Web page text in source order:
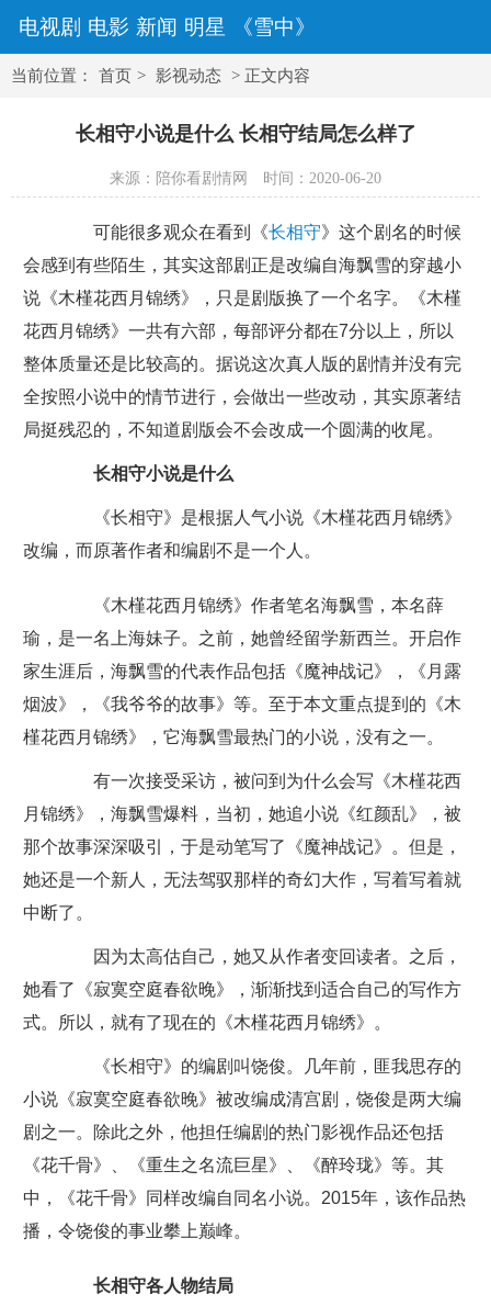
电视剧 电影 新闻 明星 《雪中》
当前位置： 首页 > 影视动态 > 正文内容
长相守小说是什么 长相守结局怎么样了
来源：陪你看剧情网 时间：2020-06-20
可能很多观众在看到《长相守》这个剧名的时候
会感到有些陌生，其实这部剧正是改编自海飘雪的穿越小
说《木槿花西月锦绣》，只是剧版换了一个名字。《木槿
花西月锦绣》一共有六部，每部评分都在7分以上，所以
整体质量还是比较高的。据说这次真人版的剧情并没有完
全按照小说中的情节进行，会做出一些改动，其实原著结
局挺残忍的，不知道剧版会不会改成一个圆满的收尾。
长相守小说是什么
《长相守》是根据人气小说《木槿花西月锦绣》
改编，而原著作者和编剧不是一个人。
《木槿花西月锦绣》作者笔名海飘雪，本名薛
瑜，是一名上海妹子。之前，她曾经留学新西兰。开启作
家生涯后，海飘雪的代表作品包括《魔神战记》，《月露
烟波》，《我爷爷的故事》等。至于本文重点提到的《木
槿花西月锦绣》，它海飘雪最热门的小说，没有之一。
有一次接受采访，被问到为什么会写《木槿花西
月锦绣》，海飘雪爆料，当初，她追小说《红颜乱》，被
那个故事深深吸引，于是动笔写了《魔神战记》。但是，
她还是一个新人，无法驾驭那样的奇幻大作，写着写着就
中断了。
因为太高估自己，她又从作者变回读者。之后，
她看了《寂寞空庭春欲晚》，渐渐找到适合自己的写作方
式。所以，就有了现在的《木槿花西月锦绣》。
《长相守》的编剧叫饶俊。几年前，匪我思存的
小说《寂寞空庭春欲晚》被改编成清宫剧，饶俊是两大编
剧之一。除此之外，他担任编剧的热门影视作品还包括
《花千骨》、《重生之名流巨星》、《醉玲珑》等。其
中，《花千骨》同样改编自同名小说。2015年，该作品热
播，令饶俊的事业攀上巅峰。
长相守各人物结局